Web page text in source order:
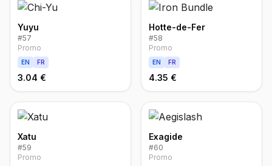
Yuyu
#57
Promo
EN FR
3.04 €
Hotte-de-Fer
#58
Promo
EN FR
4.35 €
Xatu
#59
Promo
Exagide
#60
Promo